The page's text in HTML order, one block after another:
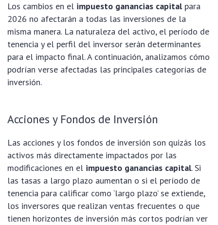
Los cambios en el impuesto ganancias capitalpara
2026 no afectarán a todas las inversiones de la
misma manera. La naturaleza del activo, el período de
tenencia y el perfil del inversor serán determinantes
para el impacto final. A continuación, analizamos cómo
podrían verse afectadas las principales categorías de
inversión.
Acciones y Fondos de Inversión
Las acciones y los fondos de inversión son quizás los
activos más directamente impactados por las
modificaciones en el impuesto ganancias capital. Si
las tasas a largo plazo aumentan o si el período de
tenencia para calificar como ‘largo plazo’ se extiende,
los inversores que realizan ventas frecuentes o que
tienen horizontes de inversión más cortos podrían ver